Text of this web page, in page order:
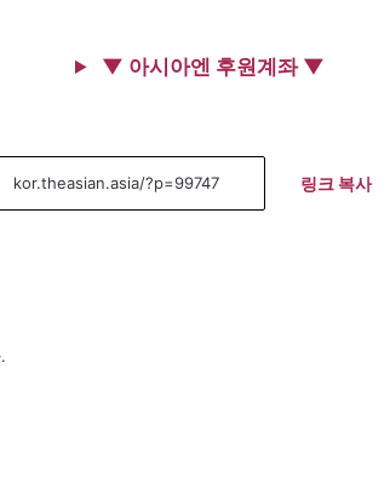
▼ 아시아엔 후원계좌 ▼
링크 복사